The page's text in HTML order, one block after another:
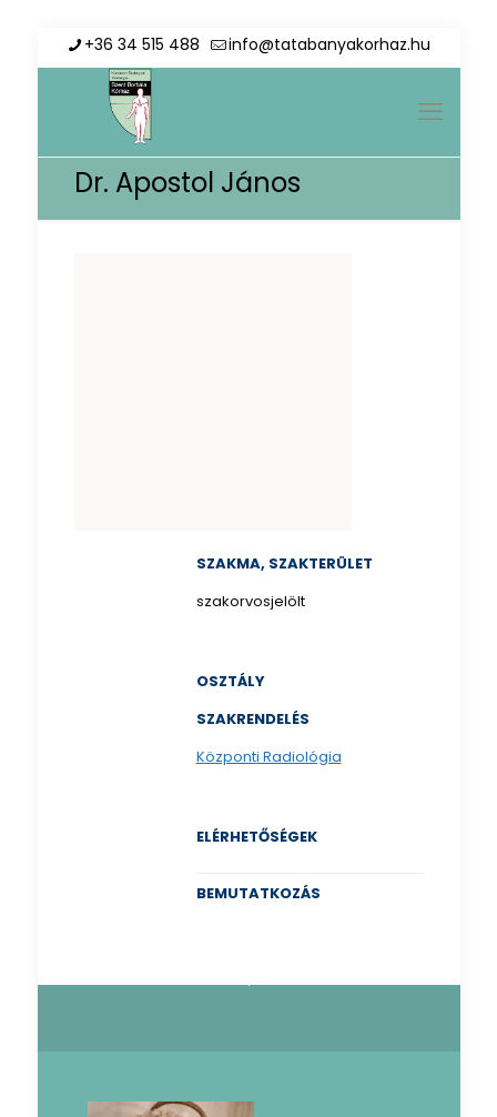
+36 34 515 488 info@tatabanyakorhaz.hu
Dr. Apostol János
SZAKMA, SZAKTERÜLET
szakorvosjelölt
OSZTÁLY
SZAKRENDELÉS
Központi Radiológia
ELÉRHETŐSÉGEK
BEMUTATKOZÁS